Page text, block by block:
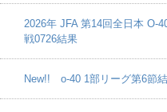
2026年 JFA 第14回全日本 O-
戦0726結果
New!! o-40 1部リーグ第6節結